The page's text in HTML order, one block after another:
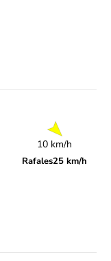
10 km/h
Rafales25 km/h